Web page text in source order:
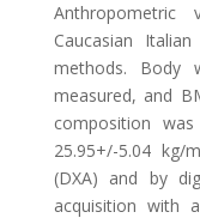
Caucasian
methods. Body
measured, and
composition
25.95+/-5.04 kg/
(DXA) and by
acquisition with